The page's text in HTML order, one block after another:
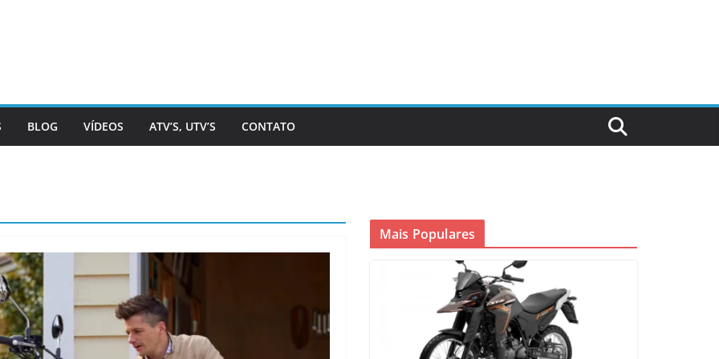
BLOG VÍDEOS ATV’S, UTV’S CONTATO
Mais Populares